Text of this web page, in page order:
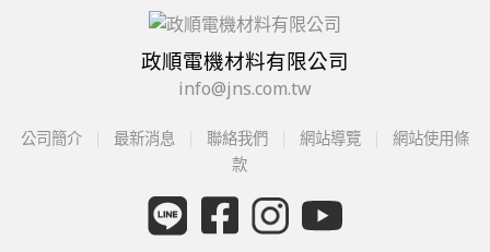
政順電機材料有限公司
info@jns.com.tw
公司簡介 最新消息 聯絡我們 網站導覽
網站使用條
款